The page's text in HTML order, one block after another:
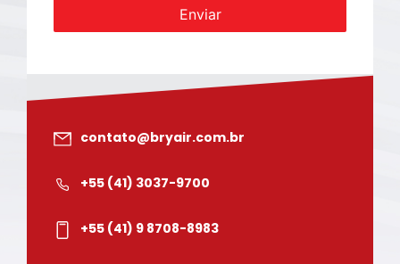
Enviar
contato@bryair.com.br
+55 (41) 3037-9700
+55 (41) 9 8708-8983